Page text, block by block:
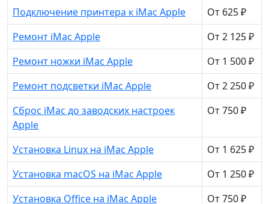
Подключение принтера к iMac Apple
От 625 ₽
Ремонт iMac Apple
От 2 125 ₽
Ремонт ножки iMac Apple
От 1 500 ₽
Ремонт подсветки iMac Apple
От 2 250 ₽
Сброс iMac до заводских настроек
Apple
От 750 ₽
Установка Linux на iMac Apple
От 1 625 ₽
Установка macOS на iMac Apple
От 1 250 ₽
Установка Office на iMac Apple
От 750 ₽